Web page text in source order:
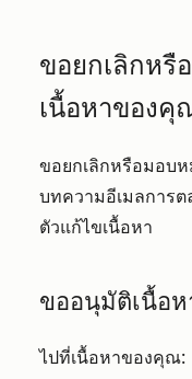
ขอยกเลิกหรื
เนื้อหาของคุ
ขอยกเลิกหรือมอบ
บทความอีเมลการ
ตัวแก้ไขเนื้อหา
ขออนุมัติเนื้อ
ไปที่เนื้อหาของคุณ: